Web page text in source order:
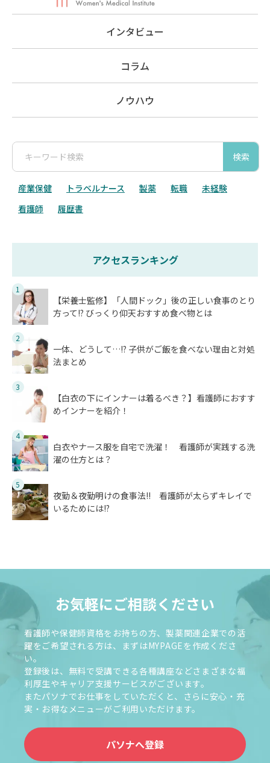
インタビュー
コラム
ノウハウ
検索
産業保健 トラベルナース 製薬 転職
未経験
看護師
履歴書
アクセスランキング
1
【栄養士監修】「人間ドック」後の正しい食事のとり
方って!? びっくり仰天おすすめ食べ物とは
2
一体、どうして…!? 子供がご飯を食べない理由と対処
法まとめ
3
【白衣の下にインナーは着るべき？】看護師におすす
めインナーを紹介！
4
白衣やナース服を自宅で洗濯！ 看護師が実践する洗
濯の仕方とは？
5
夜勤＆夜勤明けの食事法!! 看護師が太らずキレイで
いるためには!?
お気軽にご相談ください
看護師や保健師資格をお持ちの方、製薬関連企業での活
躍をご希望される方は、まずはMYPAGEを作成くださ
い。
登録後は、無料で受講できる各種講座などさまざまな福
利厚生やキャリア支援サービスがございます。
またパソナでお仕事をしていただくと、さらに安心・充
実・お得なメニューがご利用いただけます。
パソナへ登録